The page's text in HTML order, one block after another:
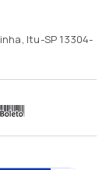
Itu-SP 13304-